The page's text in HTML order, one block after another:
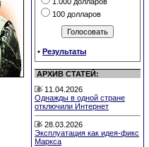
100 долларов
• Результаты
АРХИВ СТАТЕЙ:
11.04.2026
Однажды в одной стране
отключили Интернет
28.03.2026
Эксплуатация как идея-фикс
Маркса